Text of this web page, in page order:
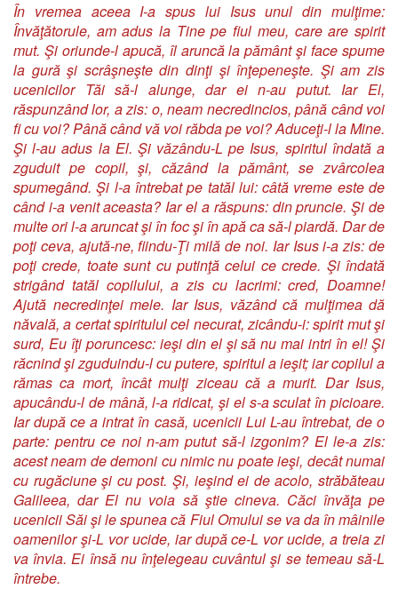
În vremea aceea I-a spus lui Isus unul din mulţime:
Învăţătorule, am adus la Tine pe fiul meu, care are spirit
mut. Şi oriunde-l apucă, îl aruncă la pământ şi face spume
la gură şi scrâşneşte din dinţi şi înţepeneşte. Şi am zis
ucenicilor Tăi să-l alunge, dar ei n-au putut. Iar El,
răspunzând lor, a zis: o, neam necredincios, până când voi
fi cu voi? Până când vă voi răbda pe voi? Aduceţi-l la Mine.
Şi l-au adus la El. Şi văzându-L pe Isus, spiritul îndată a
zguduit pe copil, şi, căzând la pământ, se zvârcolea
spumegând. Şi l-a întrebat pe tatăl lui: câtă vreme este de
când i-a venit aceasta? Iar el a răspuns: din pruncie. Şi de
multe ori l-a aruncat şi în foc şi în apă ca să-l piardă. Dar de
poţi ceva, ajută-ne, fiindu-Ţi milă de noi. Iar Isus i-a zis: de
poţi crede, toate sunt cu putinţă celui ce crede. Şi îndată
strigând tatăl copilului, a zis cu lacrimi: cred, Doamne!
Ajută necredinţei mele. Iar Isus, văzând că mulţimea dă
năvală, a certat spiritulul cel necurat, zicându-i: spirit mut şi
surd, Eu îţi poruncesc: ieşi din el şi să nu mai intri în el! Şi
răcnind şi zguduindu-l cu putere, spiritul a ieşit; iar copilul a
rămas ca mort, încât mulţi ziceau că a murit. Dar Isus,
apucându-l de mână, l-a ridicat, şi el s-a sculat în picioare.
Iar după ce a intrat în casă, ucenicii Lui L-au întrebat, de o
parte: pentru ce noi n-am putut să-l izgonim? El le-a zis:
acest neam de demoni cu nimic nu poate ieşi, decât numai
cu rugăciune şi cu post. Şi, ieşind ei de acolo, străbăteau
Galileea, dar El nu voia să ştie cineva. Căci învăţa pe
ucenicii Săi şi le spunea că Fiul Omului se va da în mâinile
oamenilor şi-L vor ucide, iar după ce-L vor ucide, a treia zi
va învia. Ei însă nu înţelegeau cuvântul şi se temeau să-L
întrebe.